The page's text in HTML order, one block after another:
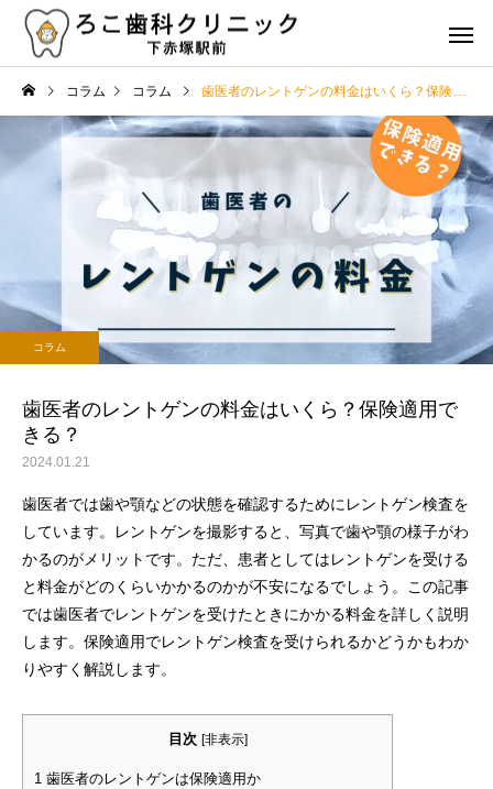
虫歯治療 歯周病
治療
歯の詰め物やクラウンの種
類とその特徴は？選び方の
ポイントも解説
コラム
歯の健康を維持するた
食事と栄養のポイント
コラム コラム 歯医者のレントゲンの料金はいくら？保険適用できる？
コラム
歯医者のレントゲンの料金はいくら？保険適用で
きる？
2024.01.21
歯医者では歯や顎などの状態を確認するためにレントゲン検査を
しています。レントゲンを撮影すると、写真で歯や顎の様子がわ
かるのがメリットです。ただ、患者としてはレントゲンを受ける
と料金がどのくらいかかるのかが不安になるでしょう。この記事
では歯医者でレントゲンを受けたときにかかる料金を詳しく説明
します。保険適用でレントゲン検査を受けられるかどうかもわか
りやすく解説します。
目次 [非表示]
1 歯医者のレントゲンは保険適用か